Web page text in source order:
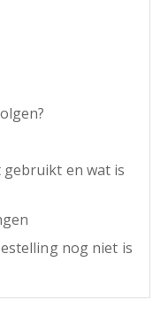
en wat is
nog niet is